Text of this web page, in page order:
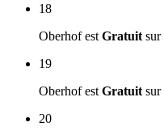
18
Oberhof est Gratuit sur
19
Oberhof est Gratuit sur
20